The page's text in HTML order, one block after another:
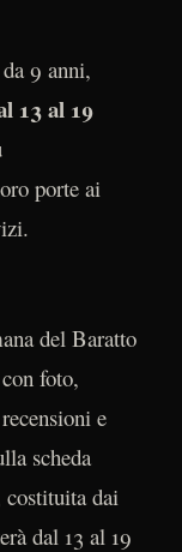
9 anni,
13 al 19
porte ai
del Baratto
foto,
e
scheda
dai
dal 13 al 19